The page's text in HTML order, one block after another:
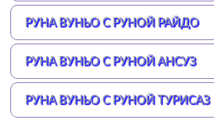
РУНА ВУНЬО С РУНОЙ РАЙДО
РУНА ВУНЬО С РУНОЙ АНСУЗ
РУНА ВУНЬО С РУНОЙ ТУРИСАЗ